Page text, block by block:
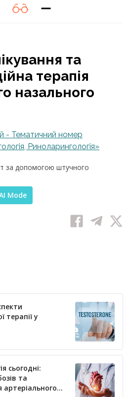
та
терапія
назального
- Тематичний номер
Риноларингологія»
за допомогою штучного
Mode
терапії у
сьогодні:
та
артеріального